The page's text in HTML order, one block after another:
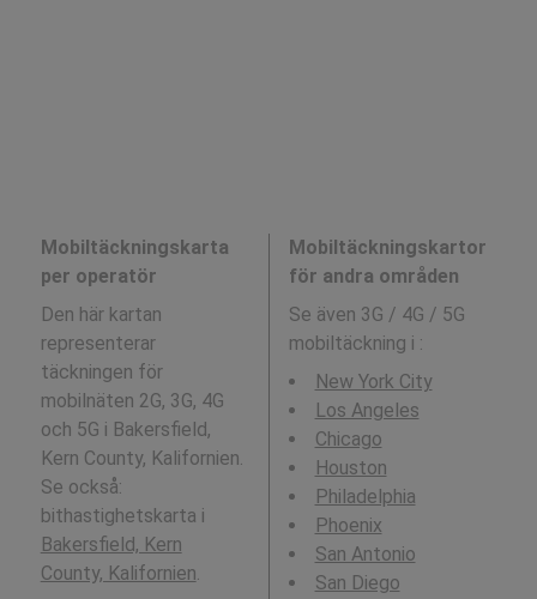
Mobiltäckningskarta
per operatör
Den här kartan
representerar
täckningen för
mobilnäten 2G, 3G, 4G
och 5G i Bakersfield,
Kern County, Kalifornien.
Se också:
bithastighetskarta i
Bakersfield, Kern
County, Kalifornien.
Mobiltäckningskartor
för andra områden
Se även 3G / 4G / 5G
mobiltäckning i :
New York City
Los Angeles
Chicago
Houston
Philadelphia
Phoenix
San Antonio
San Diego